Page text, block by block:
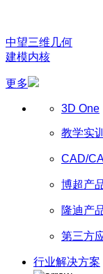
中望三维几何
建模内核
更多
3D One
教学实
CAD/
博超产
隆迪产
第三方
行业解决方案